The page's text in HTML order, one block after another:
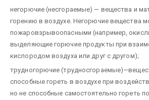
негорючие (несгораемые) — вещества и
горению в воздухе. Негорючие вещества
пожаровзрывоопасными (например,
выделяющие горючие продукты при
кислородом воздуха или друг с другом);
трудногорючие
способные гореть в воздухе при
но не способные самостоятельно гореть